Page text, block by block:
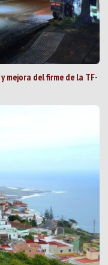
mejora del firme de la TF-